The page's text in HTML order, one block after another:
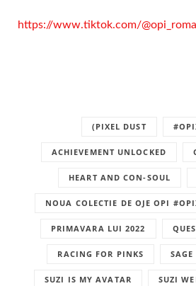
https://www.tiktok.com/
(PIXEL DUST
ACHIEVEMENT UNLOCKED
HEART AND CON-SOUL
NOUA COLECTIE DE OJE OPI
PRIMAVARA LUI 2022
RACING FOR PINKS
SUZI IS MY AVATAR SUZI